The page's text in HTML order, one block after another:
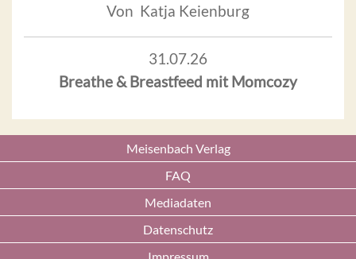
Von Katja Keienburg
31.07.26
Breathe & Breastfeed mit Momcozy
Meisenbach Verlag
FAQ
Mediadaten
Datenschutz